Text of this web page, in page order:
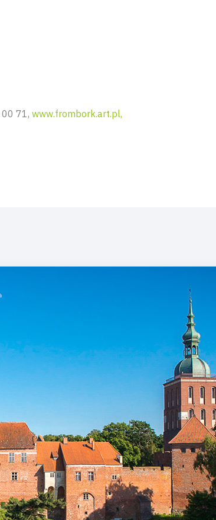
71, www.frombork.art.pl,